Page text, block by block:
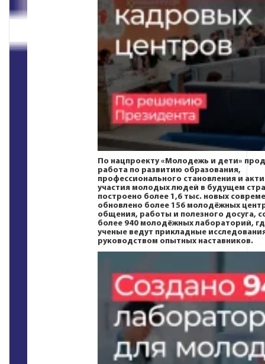
По нацпроекту «Молодежь и дети»
работа по развитию образования,
профессионального становления и
участия молодых людей в будущем
построено более 1,6 тыс. новых
обновлено более 156 молодёжных
общения, работы и полезного досуга,
более 940 молодёжных лабораторий,
ученые ведут прикладные
руководством опытных наставников.